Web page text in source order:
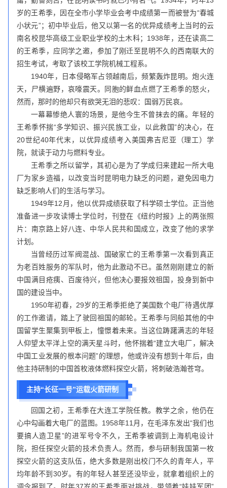
岁的王希季，因在全市小学毕业会考中成绩第一而被誉为“春城
小状元”；初中毕业后，他又以第一名的优异成绩考上当时的云
南名校昆华高级工业职业学校的土木科；1938年，还在读高二
的王希季，应同学之邀，参加了刚迁至昆明不久的西南联大的
招生考试，考取了该校工学院机械工程系。
1940年，日本侵略军占领越南后，频繁轰炸昆明。炮火连
天，尸横遍野，哀嚎震天。同胞的鲜血点燃了王希季的怒火，
然而，那时的他却只有欲哭无泪的悲叹：国弱万民哀。
一幕幕惨绝人寰的场景，是他今生不曾抹去的痛。年轻的
王希季怀揣“多学知识、振兴民族工业，以此救国”的决心，在
20世纪40年代末，以优异成绩考入美国弗吉尼亚（理工）学
院，就读于动力与燃料专业。
王希季之所以留学，其初心是为了学成归来建起一所大电
厂为家乡造福，以改变当时昆明电力缺乏的问题，避免因电力
缺乏影响人们的生活与学习。
1949年12月，他以优异成绩获取了科学硕士学位。正当他
准备进一步攻读博士学位时，刊登在《纽约时报》上的两张照
片：南京路上好八连、中华人民共和国成立，改变了他的求学
计划。
当曾经历过军阀混战、国破家亡的王希季第一次看到真正
为老百姓服务的军队时，他为此激动不已。虽然刚刚建立的新
中国满目疮痍、百废待兴，但他决心要报效祖国，投身到新中
国的建设当中。
1950年初春，29岁的王希季拒绝了美国数个电厂待遇优厚
的工作邀请，踏上了驶回祖国的邮轮。王希季与同船其他的中
国留学生聚集到甲板上，憧憬着未来。当这位踌躇满志的年轻
人仰望太平洋上空的满天星斗时，他怀揣着“建立大电厂，解决
中国工业发展的根本问题”的理想，他或许没有想到十年后，由
他主持研制的中国首枚液体燃料探空火箭，将刺破浩瀚苍穹。
主持“长征一号”运载火箭研制
回国之初，王希季在大连工学院任教。教学之余，他仍在
心中勾画着大电厂的蓝图。1958年11月，在毛泽东发出“我们也
要搞人造卫星”的进军号令不久，王希季被调到上海机电设计
院，担任探空火箭的技术负责人。然而，参与研制我国第一枚
探空火箭的这支队伍，绝大多数是刚出校门不久的青年人，平
均年龄不到30岁。有的年轻人甚至还没毕业，就拿着组织上的